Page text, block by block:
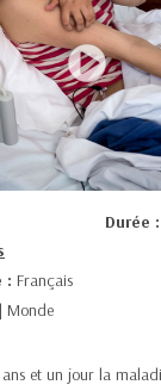
Durée :
: Français
Monde
et un jour la